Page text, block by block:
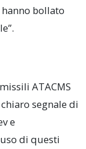
bollato
ATACMS
segnale di
e
di questi